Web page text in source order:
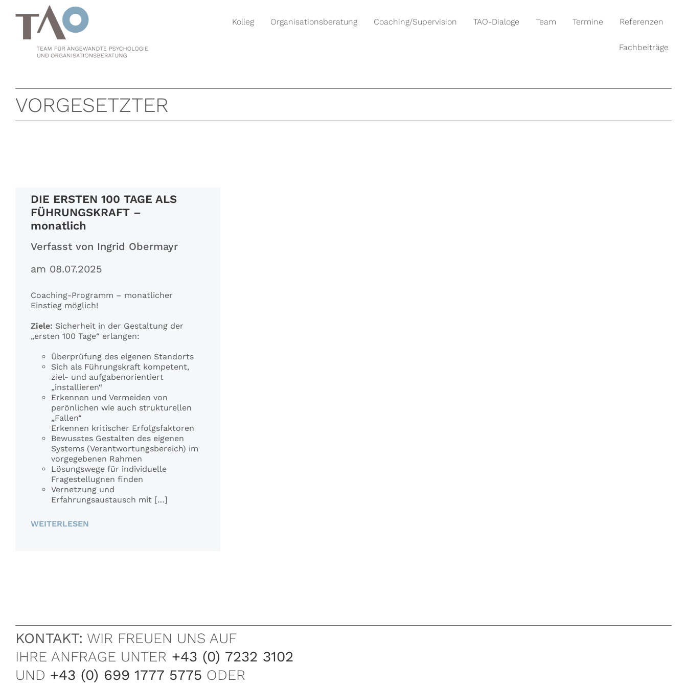
springen
Kolleg Organisationsberatung Coaching/Supervision TAO-Dialoge Team Termine Referenzen
Fachbeiträge
VORGESETZTER
DIE ERSTEN 100 TAGE ALS
FÜHRUNGSKRAFT –
monatlich
Verfasst von Ingrid Obermayr
am 08.07.2025
Coaching-Programm – monatlicher
Einstieg möglich!
Ziele: Sicherheit in der Gestaltung der
„ersten 100 Tage“ erlangen:
Überprüfung des eigenen Standorts
Sich als Führungskraft kompetent,
ziel- und aufgabenorientiert
„installieren“
Erkennen und Vermeiden von
perönlichen wie auch strukturellen
„Fallen“
Erkennen kritischer Erfolgsfaktoren
Bewusstes Gestalten des eigenen
Systems (Verantwortungsbereich) im
vorgegebenen Rahmen
Lösungswege für individuelle
Fragestellugnen finden
Vernetzung und
Erfahrungsaustausch mit […]
WEITERLESEN
KONTAKT: WIR FREUEN UNS AUF
IHRE ANFRAGE UNTER +43 (0) 7232 3102
UND +43 (0) 699 1777 5775 ODER